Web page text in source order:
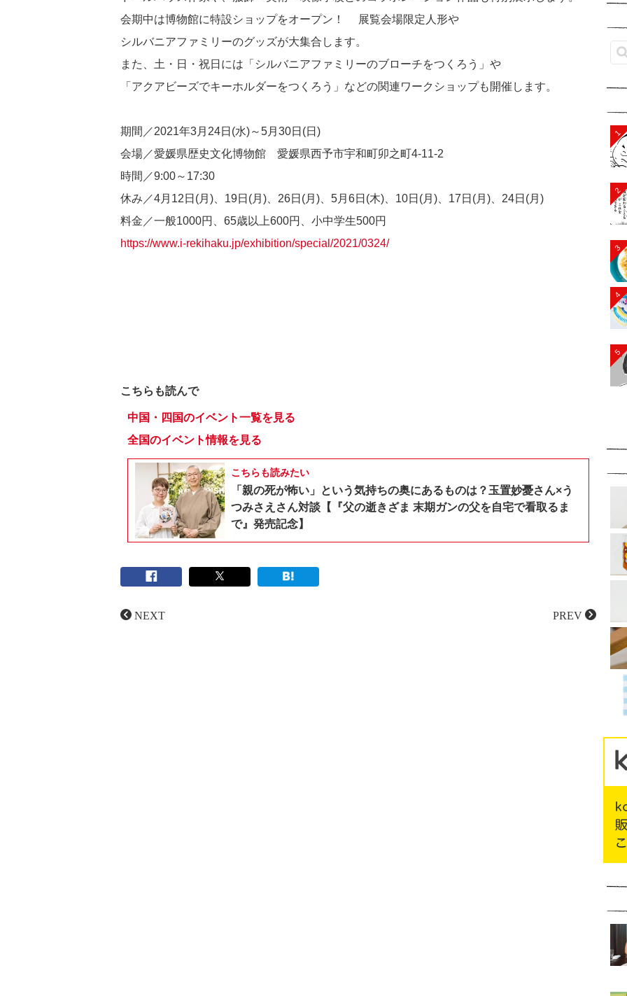
会期中は博物館に特設ショップをオープン！ 展覧会場限定人形や
シルバニアファミリーのグッズが大集合します。
また、土・日・祝日には「シルバニアファミリーのブローチをつくろう」や
「アクアビーズでキーホルダーをつくろう」などの関連ワークショップも開催します。
期間／2021年3月24日(水)～5月30日(日)
会場／愛媛県歴史文化博物館 愛媛県西予市宇和町卯之町4-11-2
時間／9:00～17:30
休み／4月12日(月)、19日(月)、26日(月)、5月6日(木)、10日(月)、17日(月)、24日(月)
料金／一般1000円、65歳以上600円、小中学生500円
https://www.i-rekihaku.jp/exhibition/special/2021/0324/
こちらも読んで
中国・四国のイベント一覧を見る
全国のイベント情報を見る
こちらも読みたい
「親の死が怖い」という気持ちの奥にあるものは？玉置妙憂さん×う
つみさえさん対談【『父の逝きざま 末期ガンの父を自宅で看取るま
で』発売記念】
NEXT PREV
1
2
3
4
5